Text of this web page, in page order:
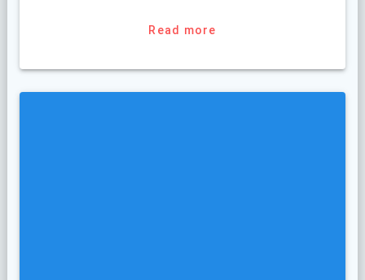
Read more